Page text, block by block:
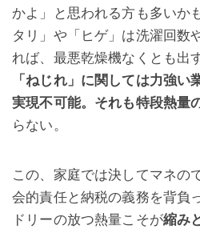
かよ」と思われる方も多いか
タリ」や「ヒゲ」は洗濯回数
れば、最悪乾燥機なくとも出
「ねじれ」に関しては力強
実現不可能。それも特段熱量
らない。
この、家庭では決してマネの
会的責任と納税の義務を背負
ドリーの放つ熱量こそが縮み